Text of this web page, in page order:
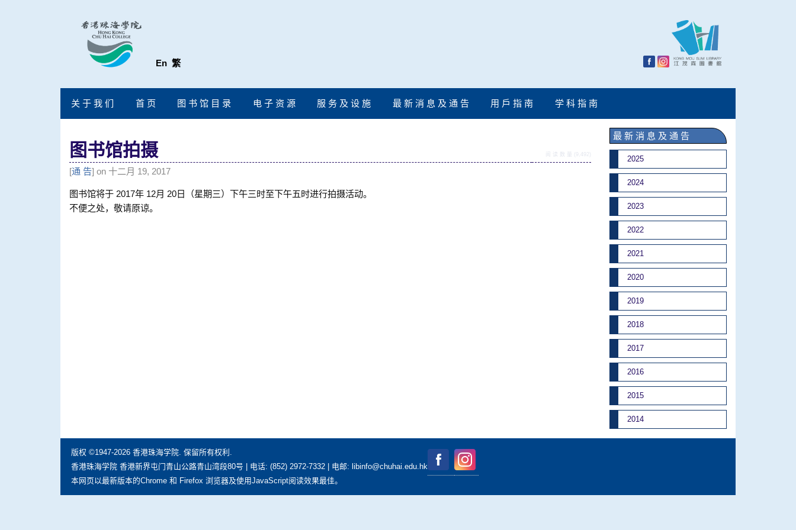
En 繁
关 于 我 们 首 页 图 书 馆 目 录 电 子 资 源 服 务 及 设 施 最 新 消 息 及 通 告 用 戶 指 南 学 科 指 南
图书馆拍摄 阅 读 数 量 (9,492)
[通 告] on 十二月 19, 2017
图书馆将于 2017年 12月 20日（星期三）下午三时至下午五时进行拍摄活动。
不便之处，敬请原谅。
最 新 消 息 及 通 告
2025
2024
2023
2022
2021
2020
2019
2018
2017
2016
2015
2014
版权 ©1947-2026 香港珠海学院. 保留所有权利.
香港珠海学院 香港新界屯门青山公路青山湾段80号 | 电话: (852) 2972-7332 | 电邮: libinfo@chuhai.edu.hk
本网页以最新版本的Chrome 和 Firefox 浏览器及使用JavaScript阅读效果最佳。